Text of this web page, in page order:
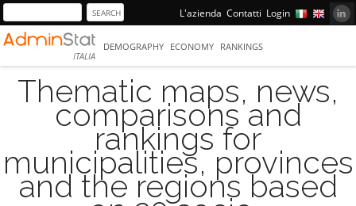
L'azienda Contatti Login
ITALIA
DEMOGRAPHY ECONOMY RANKINGS
Thematic maps, news,
comparisons and
rankings for
municipalities, provinces
and the regions based